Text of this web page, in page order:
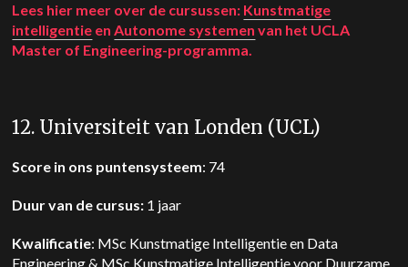
Lees hier meer over de cursussen: Kunstmatige
intelligentie enAutonome systemen van het UCLA
Master of Engineering-programma.
12. Universiteit van Londen (UCL)
Score in ons puntensysteem: 74
Duur van de cursus: 1 jaar
Kwalificatie: MSc Kunstmatige Intelligentie en Data
Engineering & MSc Kunstmatige Intelligentie voor Duurzame